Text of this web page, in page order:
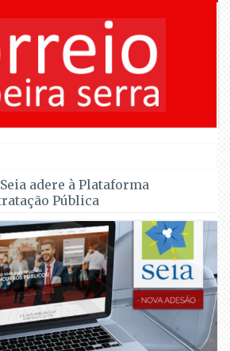
abertura da Feira de
Seia adere à Plataforma
Pública